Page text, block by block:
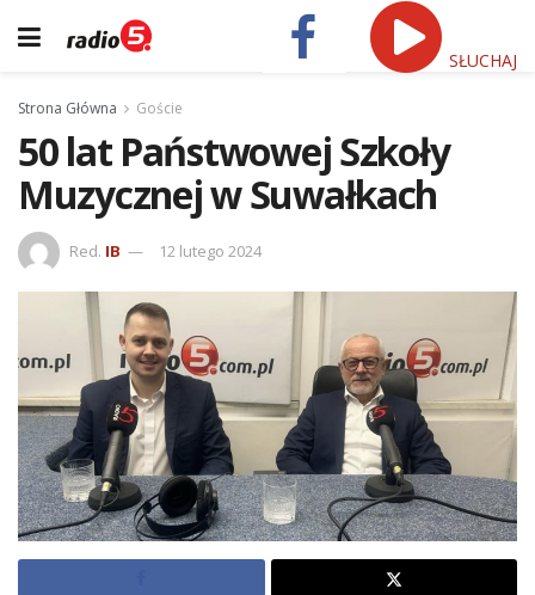
SŁUCHAJ
Strona Główna Goście
50 lat Państwowej Szkoły
Muzycznej w Suwałkach
Red. IB 12 lutego 2024